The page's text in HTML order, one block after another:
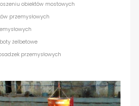
obiektów mostowych
przemysłowych
żelbetowe
przemysłowych